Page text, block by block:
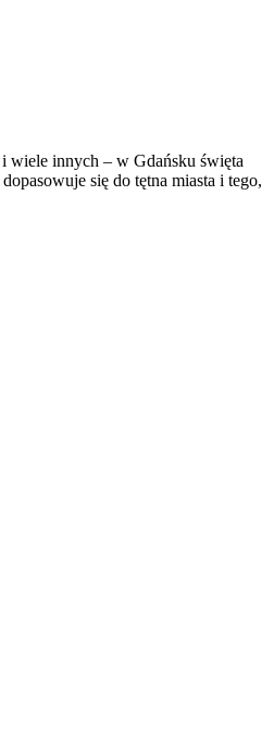
wiele innych – w Gdańsku święta
się do tętna miasta i tego,